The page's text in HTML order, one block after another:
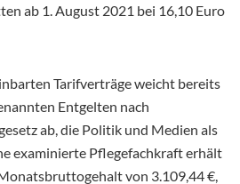
ab 1. August 2021 bei 16,10 Euro
Tarifverträge weicht bereits
Entgelten nach
ab, die Politik und Medien als
examinierte Pflegefachkraft erhält
von 3.109,44 €,